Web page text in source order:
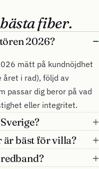
bästa fiber.
2026?
mätt på kundnöjdhet
i rad), följd av
passar dig beror på vad
eller integritet.
bäst för villa?